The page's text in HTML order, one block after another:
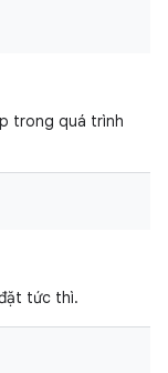
trong quá trình
tức thì.